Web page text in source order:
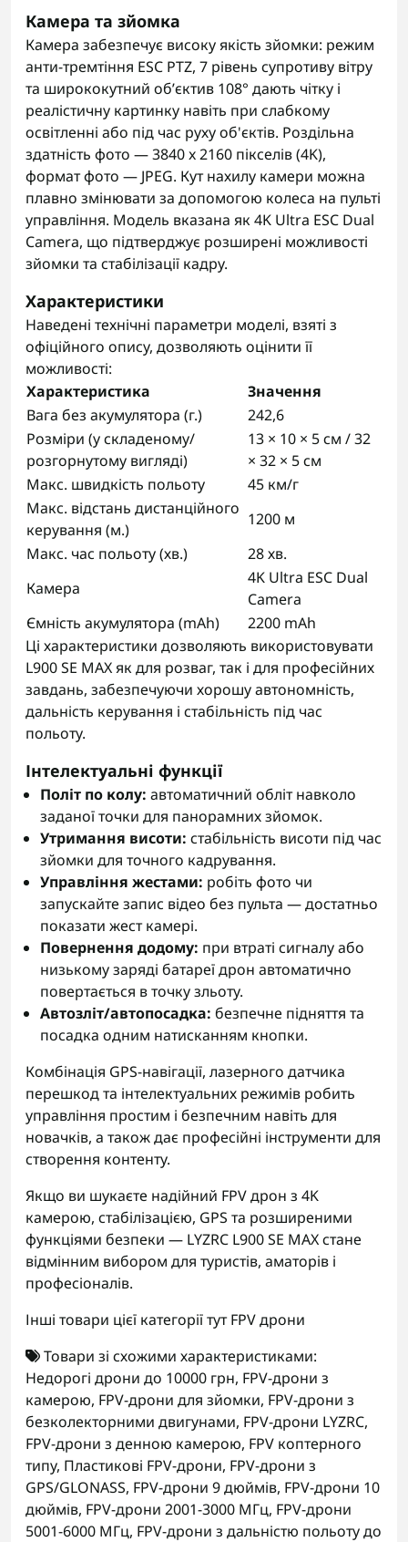
Камера та зйомка
Камера забезпечує високу якість зйомки: режим
анти-тремтіння ESC PTZ, 7 рівень супротиву вітру
та ширококутний об’єктив 108° дають чітку і
реалістичну картинку навіть при слабкому
освітленні або під час руху об'єктів. Роздільна
здатність фото — 3840 x 2160 пікселів (4K),
формат фото — JPEG. Кут нахилу камери можна
плавно змінювати за допомогою колеса на пульті
управління. Модель вказана як 4K Ultra ESC Dual
Camera, що підтверджує розширені можливості
зйомки та стабілізації кадру.
Характеристики
Наведені технічні параметри моделі, взяті з
офіційного опису, дозволяють оцінити її
можливості:
Характеристика
Значення
Вага без акумулятора (г.)
242,6
Розміри (у складеному/
розгорнутому вигляді)
13 × 10 × 5 см / 32
× 32 × 5 см
Макс. швидкість польоту
45 км/г
Макс. відстань дистанційного
керування (м.)
1200 м
Макс. час польоту (хв.)
28 хв.
Камера
4K Ultra ESC Dual
Camera
Ємність акумулятора (mAh)
2200 mAh
Ці характеристики дозволяють використовувати
L900 SE MAX як для розваг, так і для професійних
завдань, забезпечуючи хорошу автономність,
дальність керування і стабільність під час
польоту.
Інтелектуальні функції
Політ по колу: автоматичний обліт навколо
заданої точки для панорамних зйомок.
Утримання висоти: стабільність висоти під час
зйомки для точного кадрування.
Управління жестами: робіть фото чи
запускайте запис відео без пульта — достатньо
показати жест камері.
Повернення додому: при втраті сигналу або
низькому заряді батареї дрон автоматично
повертається в точку зльоту.
Автозліт/автопосадка: безпечне підняття та
посадка одним натисканням кнопки.
Комбінація GPS-навігації, лазерного датчика
перешкод та інтелектуальних режимів робить
управління простим і безпечним навіть для
новачків, а також дає професійні інструменти для
створення контенту.
Якщо ви шукаєте надійний FPV дрон з 4K
камерою, стабілізацією, GPS та розширеними
функціями безпеки — LYZRC L900 SE MAX стане
відмінним вибором для туристів, аматорів і
професіоналів.
Інші товари цієї категорії тутFPV дрони
Товари зі схожими характеристиками:
Недорогі дрони до 10000 грн, FPV-дрони з
камерою, FPV-дрони для зйомки, FPV-дрони з
безколекторними двигунами, FPV-дрони LYZRC,
FPV-дрони з денною камерою, FPV коптерного
типу, Пластикові FPV-дрони, FPV-дрони з
GPS/GLONASS, FPV-дрони 9 дюймів, FPV-дрони 10
дюймів, FPV-дрони 2001-3000 МГц, FPV-дрони
5001-6000 МГц, FPV-дрони з дальністю польоту до